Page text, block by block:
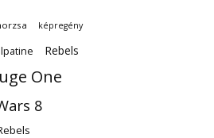
képregény
Rebels
One
8